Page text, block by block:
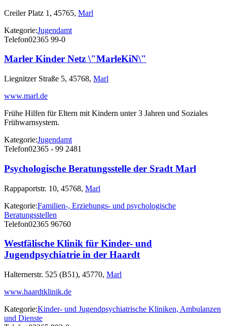
Creiler Platz 1, 45765, Marl
Kategorie:Jugendamt
Telefon02365 99-0
Marler Kinder Netz \"MarleKiN\"
Liegnitzer Straße 5, 45768, Marl
www.marl.de
Frühe Hilfen für Eltern mit Kindern unter 3 Jahren und Soziales
Frühwarnsystem.
Kategorie:Jugendamt
Telefon02365 - 99 2481
Psychologische Beratungsstelle der Sradt Marl
Rappaportstr. 10, 45768, Marl
Kategorie:Familien-, Erziehungs- und psychologische
Beratungsstellen
Telefon02365 96760
Westfälische Klinik für Kinder- und
Jugendpsychiatrie in der Haardt
Halternerstr. 525 (B51), 45770, Marl
www.haardtklinik.de
Kategorie:Kinder- und Jugendpsychiatrische Kliniken, Ambulanzen
und Dienste